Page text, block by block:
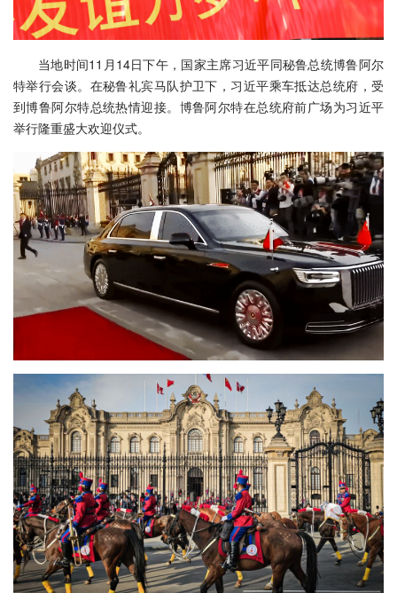
当地时间11月14日下午，国家主席习近平同秘鲁总统博鲁阿尔
特举行会谈。在秘鲁礼宾马队护卫下，习近平乘车抵达总统府，受
到博鲁阿尔特总统热情迎接。博鲁阿尔特在总统府前广场为习近平
举行隆重盛大欢迎仪式。